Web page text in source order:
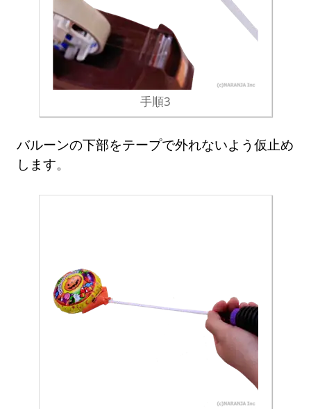
手順3
バルーンの下部をテープで外れないよう仮止め
します。